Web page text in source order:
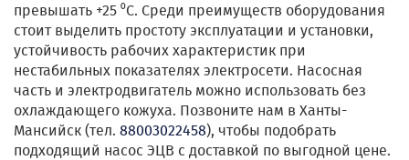
превышать +25 ⁰С. Среди преимуществ оборудования
стоит выделить простоту эксплуатации и установки,
устойчивость рабочих характеристик при
нестабильных показателях электросети. Насосная
часть и электродвигатель можно использовать без
охлаждающего кожуха. Позвоните нам в Ханты-
Мансийск (тел. 88003022458), чтобы подобрать
подходящий насос ЭЦВ с доставкой по выгодной цене.